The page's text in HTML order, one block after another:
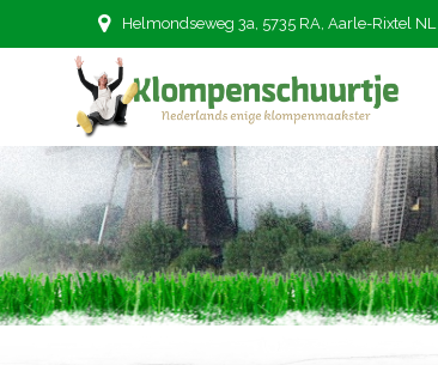
Helmondseweg 3a, 5735 RA, Aarle-Rixtel NL
usb met doosje